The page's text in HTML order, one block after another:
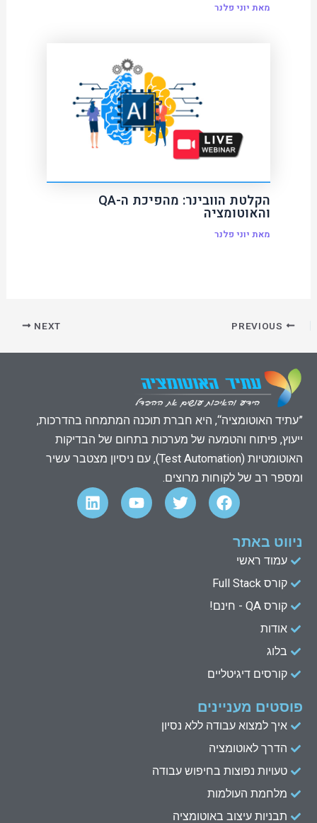
מאת יוני פלנר
הקלטת הוובינר: מהפיכת ה-QA
והאוטומציה
מאת יוני פלנר
NEXT
”עתיד האוטומציה“, היא חברת תוכנה המתמחה בהדרכות,
ייעוץ, פיתוח והטמעה של מערכות בתחום של הבדיקות
האוטומטיות (Test Automation), עם ניסיון מצטבר עשיר
ומספר רב של לקוחות מרוצים.
F
a
c
o
k
T
w
i
Y
o
u
L
i
n
ניווט באתר
עמוד ראשי
קורס Full Stack
קורס QA - חינם!
אודות
בלוג
קורסים דיגיטליים
פוסטים מעניינים
איך למצוא עבודה ללא נסיון
הדרך לאוטומציה
טעויות נפוצות בחיפוש עבודה
מלחמת העולמות
תבניות עיצוב באוטומציה